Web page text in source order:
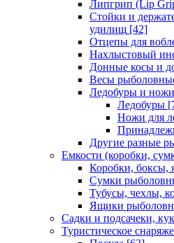
Липгрип (Lip
Стойки и
удилищ [42]
Отцепы для
Нахлыстовый
Донные косы и
Весы
Ледобуры и ножи
Ледобуры
Ножи для
Другие разные
Емкости (коробки,
Коробки, боксы,
Сумки
Тубусы, чехлы,
Ящики
Садки и подсачеки,
Туристическое